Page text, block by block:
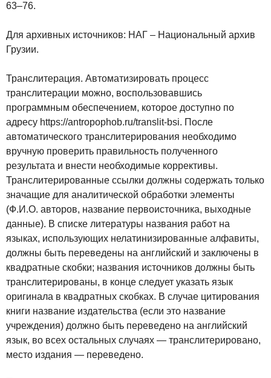
63–76.
Для архивных источников: НАГ – Национальный архив
Грузии.
Транслитерация. Автоматизировать процесс
транслитерации можно, воспользовавшись
программным обеспечением, которое доступно по
адресу https://antropophob.ru/translit-bsi. После
автоматического транслитерирования необходимо
вручную проверить правильность полученного
результата и внести необходимые коррективы.
Транслитерированные ссылки должны содержать только
значащие для аналитической обработки элементы
(Ф.И.О. авторов, название первоисточника, выходные
данные). В списке литературы названия работ на
языках, использующих нелатинизированные алфавиты,
должны быть переведены на английский и заключены в
квадратные скобки; названия источников должны быть
транслитерированы, в конце следует указать язык
оригинала в квадратных скобках. В случае цитирования
книги название издательства (если это название
учреждения) должно быть переведено на английский
язык, во всех остальных случаях — транслитерировано,
место издания — переведено.